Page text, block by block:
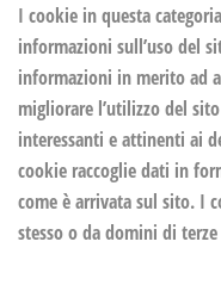
I cookie in questa
informazioni sull’uso del
informazioni in merito ad
migliorare l’utilizzo del
interessanti e attinenti ai
cookie raccoglie dati in
come è arrivata sul sito. I
stesso o da domini di